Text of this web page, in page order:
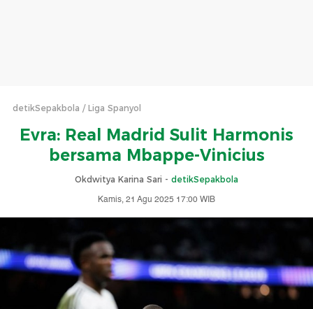
detikSepakbola Liga Spanyol
Evra: Real Madrid Sulit Harmonis
bersama Mbappe-Vinicius
Okdwitya Karina Sari - detikSepakbola
Kamis, 21 Agu 2025 17:00 WIB